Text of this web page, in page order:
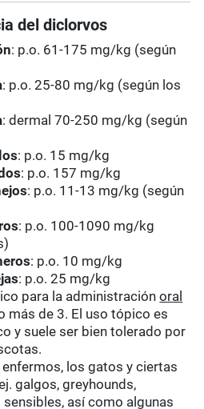
del diclorvos
: p.o. 61-175 mg/kg (según
: p.o. 25-80 mg/kg (según los
: dermal 70-250 mg/kg (según
: p.o. 15 mg/kg
: p.o. 157 mg/kg
: p.o. 11-13 mg/kg (según
: p.o. 100-1090 mg/kg
: p.o. 10 mg/kg
: p.o. 25 mg/kg
para la administraciónoral
más de 3. El uso tópico es
y suele ser bien tolerado por
los gatos y ciertas
galgos, greyhounds,
así como algunas